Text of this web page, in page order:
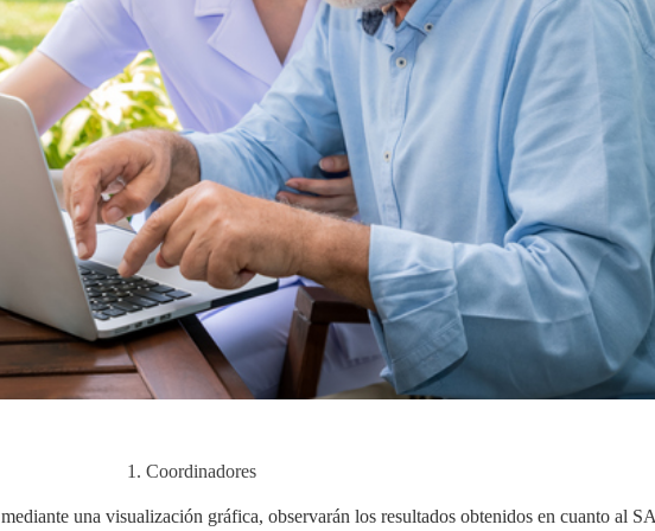
1. Coordinadores
mediante una visualización gráfica, observarán los resultados obtenidos en cuanto al